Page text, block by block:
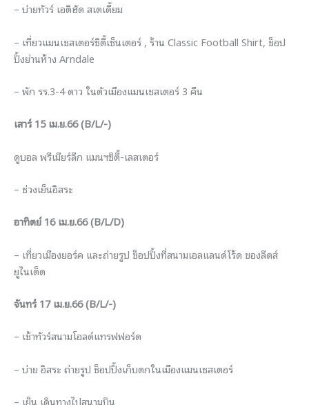
– บ่ายทัวร์ เอติฮัด สเตเดี้ยม
– เที่ยวแมนเชสเตอร์ซิตี้เซ็นเตอร์ , ร้าน Classic Football Shirt, ช็อป
ปิ้งย่านห้าง Arndale
– พัก รร.3-4 ดาว ในตัวเมืองแมนเชสเตอร์ 3 คืน
เสาร์ 15 เม.ย.66 (B/L/-)
ดูบอล พรีเมียร์ลีก แมนฯซิตี้-เลสเตอร์
– ช่วงเย็นอิสระ
อาทิตย์ 16 เม.ย.66 (B/L/D)
– เที่ยวเมืองยอร์ค และถ่ายรูป ช็อปปิ้งที่สนามเอลแลนด์โร้ด ของลีดส์
ยูไนเต็ด
จันทร์ 17 เม.ย.66 (B/L/-)
– เช้าทัวร์สนามโอลด์แทรฟฟอร์ด
– บ่าย อิสระ ถ่ายรูป ช็อปปิ้งเก็บตกในเมืองแมนเชสเตอร์
– เย็น เดินทางไปสนามบิน